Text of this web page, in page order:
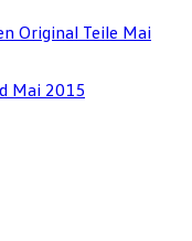
Original Teile Mai
Mai 2015